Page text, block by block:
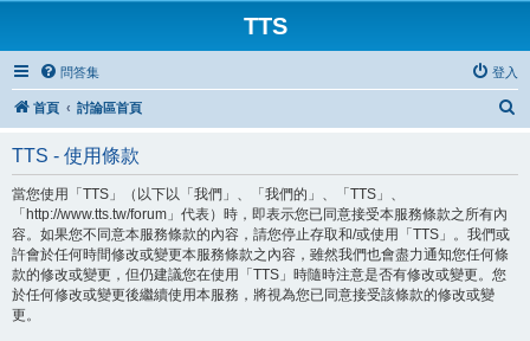
TTS
問答集 登入
首頁 討論區首頁
TTS - 使用條款
當您使用「TTS」（以下以「我們」、「我們的」、「TTS」、
「http://www.tts.tw/forum」代表）時，即表示您已同意接受本服務條款之所有內
容。如果您不同意本服務條款的內容，請您停止存取和/或使用「TTS」。我們或
許會於任何時間修改或變更本服務條款之內容，雖然我們也會盡力通知您任何條
款的修改或變更，但仍建議您在使用「TTS」時隨時注意是否有修改或變更。您
於任何修改或變更後繼續使用本服務，將視為您已同意接受該條款的修改或變
更。